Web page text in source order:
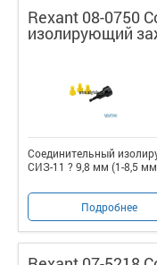
Rexant 08-0750
изолирующий
Соединительный
СИЗ-11 ? 9,8 мм (1-8,5
Подробнее